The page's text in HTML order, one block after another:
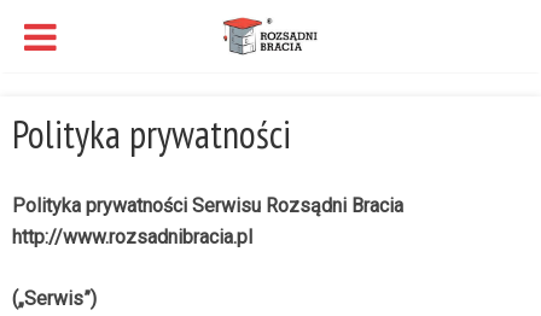
Polityka prywatności
Polityka prywatności Serwisu Rozsądni Bracia
http://www.rozsadnibracia.pl
(„Serwis”)